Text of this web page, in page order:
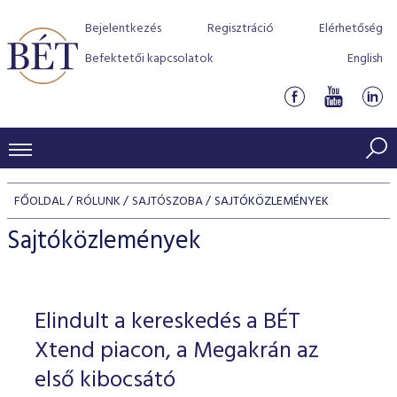
Bejelentkezés Regisztráció
Elérhetőség
Befektetői kapcsolatok
English
KERESKEDÉSI ADATOK
INDEXEK
Jelzáloglevél indexek
Vállalati kötvény indexek
Azonnali Piac
Részvények
Származékos piac
BEFEKTETŐK
Részvény szekció
Hitelpapír szekció
BÉT szabályzatok
Befektetővédelem
Alkalmazott díjstruktúra
Elszámolás
Részvény és vállalati kötvény tőzsdei bevezetését
program
BÉT Xtend - Részvénypiac egyszerűen
TŐZSDETAGOK
Tőzsdetagok, üzletkötők
VENDOROK
FŐOLDAL RÓLUNK SAJTÓSZOBA SAJTÓKÖZLEMÉNYEK
Sajtóközlemények
Elindult a kereskedés a BÉT
Xtend piacon, a Megakrán az
első kibocsátó